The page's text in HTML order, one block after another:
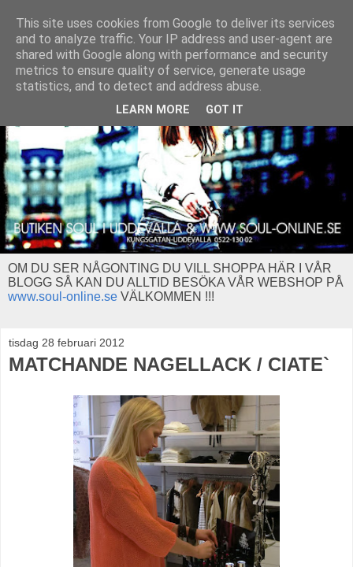
OM DU SER NÅGONTING DU VILL SHOPPA HÄR I VÅR
BLOGG SÅ KAN DU ALLTID BESÖKA VÅR WEBSHOP PÅ
www.soul-online.se VÄLKOMMEN !!!
tisdag 28 februari 2012
MATCHANDE NAGELLACK / CIATE`
This site uses cookies from Google to deliver its services
and to analyze traffic. Your IP address and user-agent are
shared with Google along with performance and security
metrics to ensure quality of service, generate usage
statistics, and to detect and address abuse.
LEARN MORE GOT IT